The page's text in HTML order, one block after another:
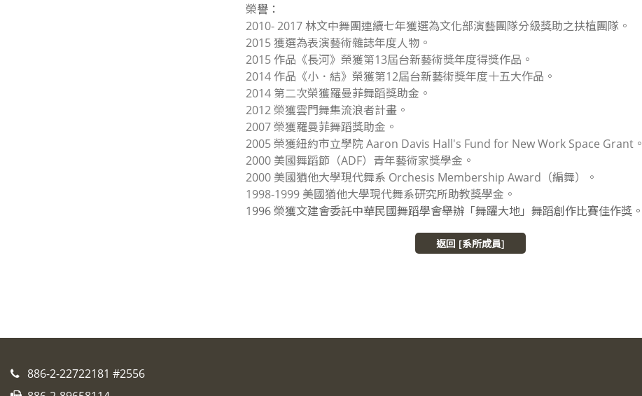
榮譽：
2010- 2017 林文中舞團連續七年獲選為文化部演藝團隊分級獎助之扶植團隊。
2015 獲選為表演藝術雜誌年度人物。
2015 作品《長河》榮獲第13屆台新藝術獎年度得獎作品。
2014 作品《小．結》榮獲第12屆台新藝術獎年度十五大作品。
2014 第二次榮獲羅曼菲舞蹈獎助金。
2012 榮獲雲門舞集流浪者計畫。
2007 榮獲羅曼菲舞蹈獎助金。
2005 榮獲紐約市立學院 Aaron Davis Hall's Fund for New Work Space Grant。
2000 美國舞蹈節（ADF）青年藝術家獎學金。
2000 美國猶他大學現代舞系 Orchesis Membership Award（編舞）。
1998-1999 美國猶他大學現代舞系研究所助教獎學金。
1996 榮獲文建會委託中華民國舞蹈學會舉辦「舞躍大地」舞蹈創作比賽佳作獎。
返回 [系所成員]
886-2-22722181 #2556